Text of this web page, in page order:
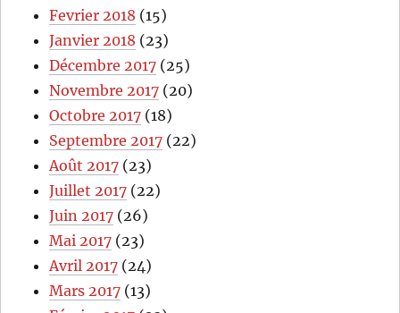
Fevrier 2018 (15)
Janvier 2018 (23)
Décembre 2017 (25)
Novembre 2017 (20)
Octobre 2017 (18)
Septembre 2017 (22)
Août 2017 (23)
Juillet 2017 (22)
Juin 2017 (26)
Mai 2017 (23)
Avril 2017 (24)
Mars 2017 (13)